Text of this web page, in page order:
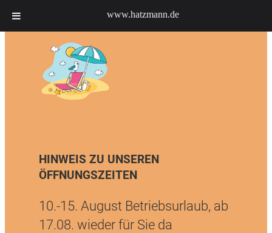
HINWEIS ZU UNSEREN
ÖFFNUNGSZEITEN
10.-15. August Betriebsurlaub, ab
17.08. wieder für Sie da
www.hatzmann.de